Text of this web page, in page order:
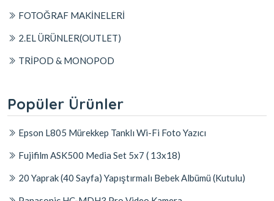
FOTOĞRAF MAKİNELERİ
2.EL ÜRÜNLER(OUTLET)
TRİPOD & MONOPOD
Popüler Ürünler
Epson L805 Mürekkep Tanklı Wi-Fi Foto Yazıcı
Fujifilm ASK500 Media Set 5x7 ( 13x18)
20 Yaprak (40 Sayfa) Yapıştırmalı Bebek Albümü (Kutulu)